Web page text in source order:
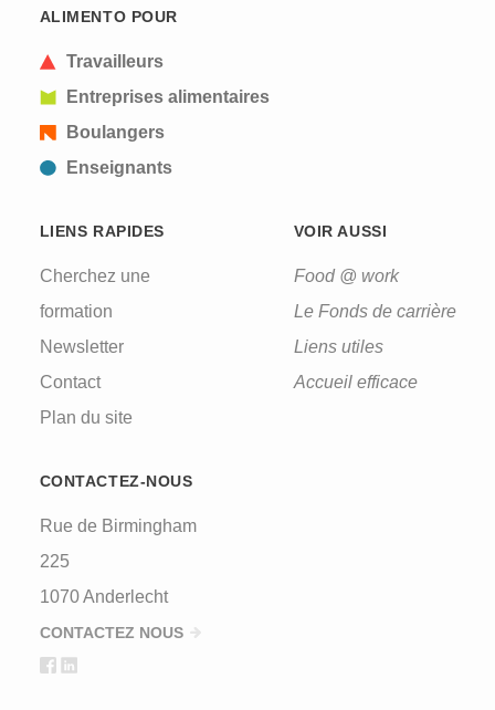
ALIMENTO POUR
Travailleurs
Entreprises alimentaires
Boulangers
Enseignants
LIENS RAPIDES
Cherchez une
formation
Newsletter
Contact
Plan du site
VOIR AUSSI
Food @ work
Le Fonds de carrière
Liens utiles
Accueil efficace
CONTACTEZ-NOUS
Rue de Birmingham
225
1070 Anderlecht
CONTACTEZ NOUS